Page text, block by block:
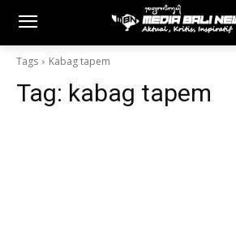
Tags Kabag tapem
Tag: kabag tapem